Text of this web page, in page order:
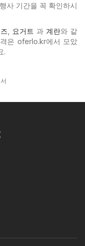
사 기간을 꼭 확인하시
요거트 과 계란와 같
은 oferlo.kr에서 모았
.